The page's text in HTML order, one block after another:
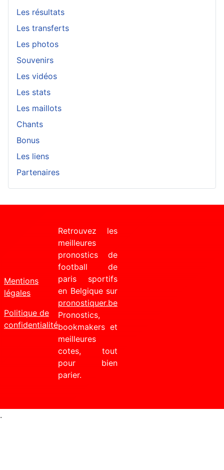
Les résultats
Les transferts
Les photos
Souvenirs
Les vidéos
Les stats
Les maillots
Chants
Bonus
Les liens
Partenaires
Mentions
légales
Politique de
confidentialité
Retrouvez les
meilleures
pronostics de
football de
paris sportifs
en Belgique sur
pronostiquer.be
Pronostics,
bookmakers et
meilleures
cotes, tout
pour bien
parier.
.